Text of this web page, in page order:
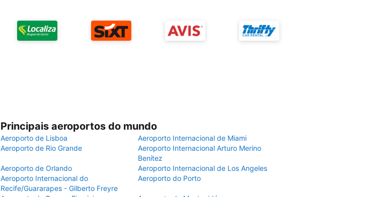
Principais aeroportos do mundo
Aeroporto de Lisboa
Aeroporto Internacional de Miami
Aeroporto de Rio Grande
Aeroporto Internacional Arturo Merino
Benítez
Aeroporto de Orlando
Aeroporto Internacional de Los Angeles
Aeroporto Internacional do
Recife/Guararapes - Gilberto Freyre
Aeroporto do Porto